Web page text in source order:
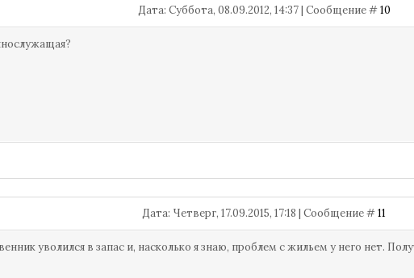
Дата: Суббота, 08.09.2012, 14:37 | Сообщение #10
Дата: Четверг, 17.09.2015, 17:18 | Сообщение #11
уволился в запас и, насколько я знаю, проблем с жильем у него нет.